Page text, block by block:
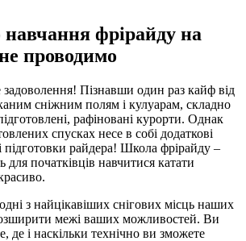
фрірайду на
проводимо
Пізнавши один раз кайф від
сніжним полям і кулуарам, складно
рафіновані курорти. Однак
спусках несе в собі додаткові
підготовки райдера! Школа фрірайду –
для початківців навчитися катати
з найцікавіших снігових місць наших
межі ваших можливостей. Ви
де і наскільки технічно ви зможете